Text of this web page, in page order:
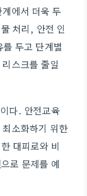
에서 더욱 두
처리, 안전 인
두고 단계별
스크를 줄일
다. 안전교육
소화하기 위한
대피로와 비
로 문제를 예